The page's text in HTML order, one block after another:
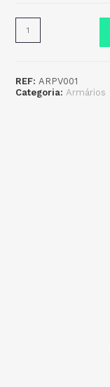
REF:ARPV001
Categoria:Armários